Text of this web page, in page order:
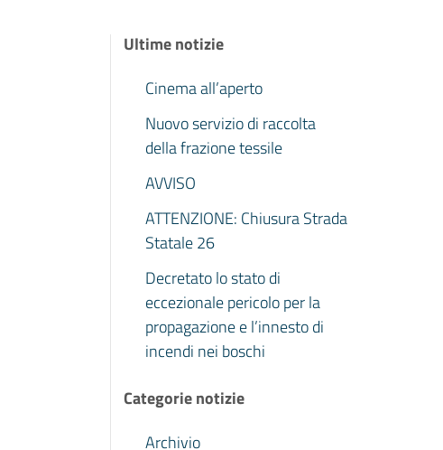
Ultime notizie
Cinema all’aperto
Nuovo servizio di raccolta
della frazione tessile
AVVISO
ATTENZIONE: Chiusura Strada
Statale 26
Decretato lo stato di
eccezionale pericolo per la
propagazione e l’innesto di
incendi nei boschi
Categorie notizie
Archivio